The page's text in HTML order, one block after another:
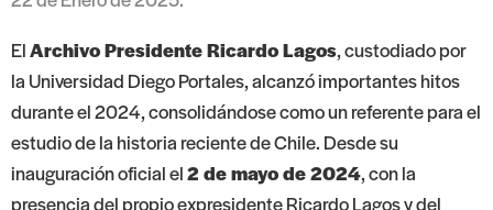
ElArchivo Presidente Ricardo Lagos, custodiado por
la Universidad Diego Portales, alcanzó importantes hitos
durante el 2024, consolidándose como un referente para el
estudio de la historia reciente de Chile. Desde su
inauguración oficial el2 de mayo de 2024, con la
presencia del propio expresidente Ricardo Lagos y del